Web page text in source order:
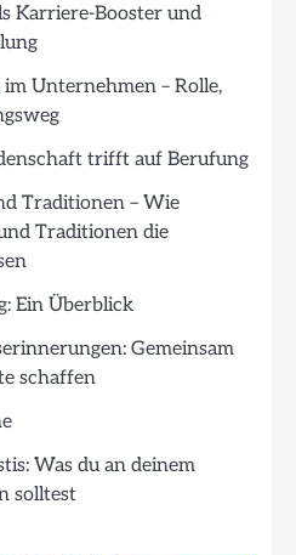
Karriere-Booster und
Unternehmen – Rolle,
trifft auf Berufung
Traditionen – Wie
Traditionen die
Ein Überblick
Gemeinsam
schaffen
Was du an deinem
solltest